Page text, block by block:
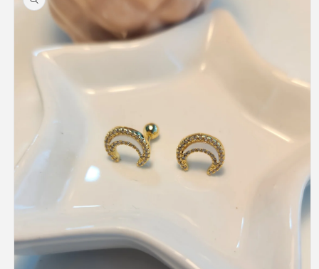
información
del producto